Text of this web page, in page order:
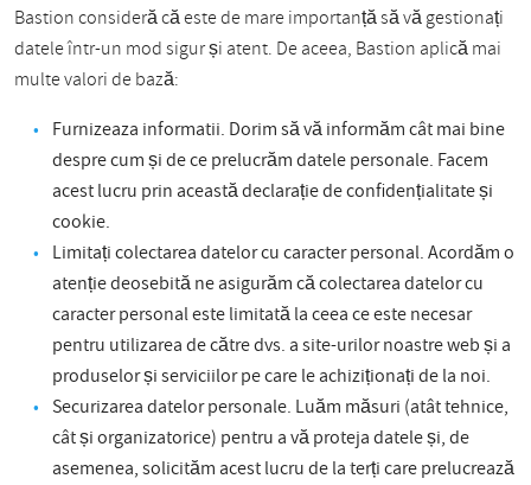
Bastion consideră că este de mare importanță să vă gestionați
datele într-un mod sigur și atent. De aceea, Bastion aplică mai
multe valori de bază:
Furnizeaza informatii. Dorim să vă informăm cât mai bine
despre cum și de ce prelucrăm datele personale. Facem
acest lucru prin această declarație de confidențialitate și
cookie.
Limitați colectarea datelor cu caracter personal. Acordăm o
atenție deosebită ne asigurăm că colectarea datelor cu
caracter personal este limitată la ceea ce este necesar
pentru utilizarea de către dvs. a site-urilor noastre web și a
produselor și serviciilor pe care le achiziționați de la noi.
Securizarea datelor personale. Luăm măsuri (atât tehnice,
cât și organizatorice) pentru a vă proteja datele și, de
asemenea, solicităm acest lucru de la terți care prelucrează